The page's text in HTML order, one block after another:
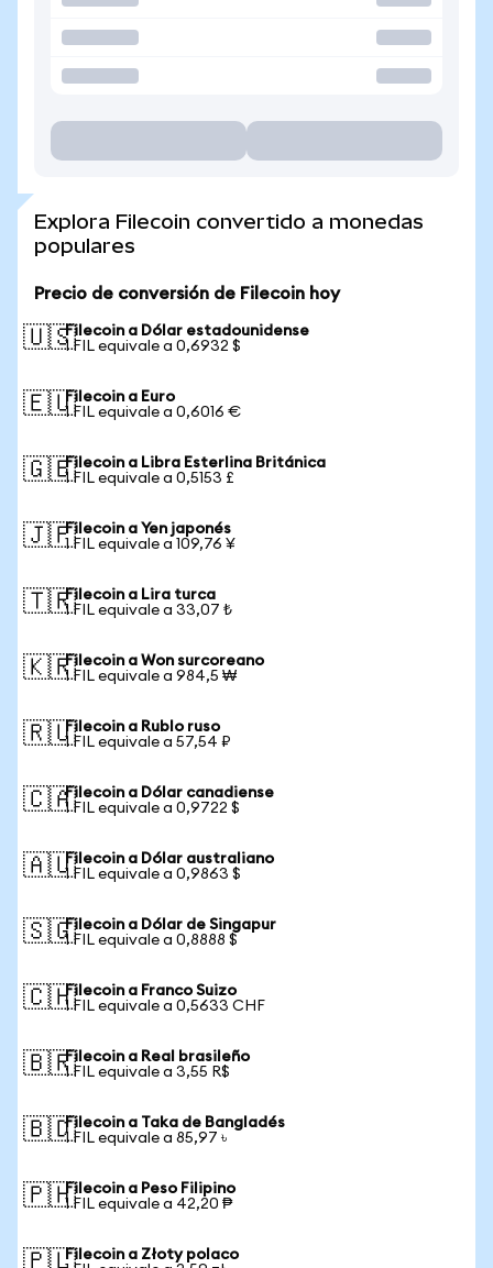
Explora Filecoin convertido a monedas
populares
Precio de conversión de Filecoin hoy
🇺🇸Filecoin a Dólar estadounidense
1 FIL equivale a 0,6932 $
🇪🇺Filecoin a Euro
1 FIL equivale a 0,6016 €
🇬🇧Filecoin a Libra Esterlina Británica
1 FIL equivale a 0,5153 £
🇯🇵Filecoin a Yen japonés
1 FIL equivale a 109,76 ¥
🇹🇷Filecoin a Lira turca
1 FIL equivale a 33,07 ₺
🇰🇷Filecoin a Won surcoreano
1 FIL equivale a 984,5 ₩
🇷🇺Filecoin a Rublo ruso
1 FIL equivale a 57,54 ₽
🇨🇦Filecoin a Dólar canadiense
1 FIL equivale a 0,9722 $
🇦🇺Filecoin a Dólar australiano
1 FIL equivale a 0,9863 $
🇸🇬Filecoin a Dólar de Singapur
1 FIL equivale a 0,8888 $
🇨🇭Filecoin a Franco Suizo
1 FIL equivale a 0,5633 CHF
🇧🇷Filecoin a Real brasileño
1 FIL equivale a 3,55 R$
🇧🇩Filecoin a Taka de Bangladés
1 FIL equivale a 85,97 ৳
🇵🇭Filecoin a Peso Filipino
1 FIL equivale a 42,20 ₱
🇵🇱Filecoin a Złoty polaco